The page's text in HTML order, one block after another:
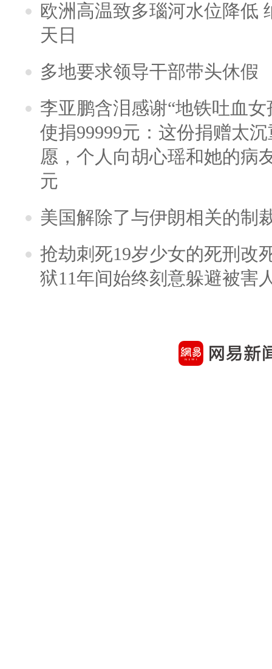
欧洲高温致多瑙河水位降低
天日
多地要求领导干部带头休假
李亚鹏含泪感谢“地铁吐血
使捐99999元：这份捐赠太
愿，个人向胡心瑶和她的病
元
美国解除了与伊朗相关的制
抢劫刺死19岁少女的死刑改
狱11年间始终刻意躲避被害